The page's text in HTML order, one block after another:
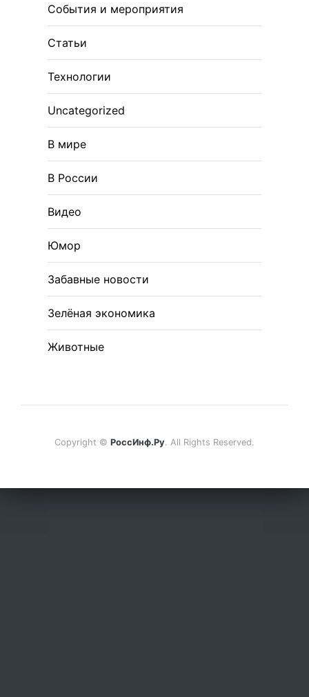
События и мероприятия
Статьи
Технологии
Uncategorized
В мире
В России
Видео
Юмор
Забавные новости
Зелёная экономика
Животные
Copyright © РоссИнф.Ру. All Rights Reserved.